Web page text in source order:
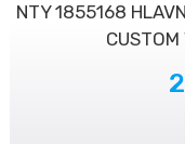
NTY 1855168